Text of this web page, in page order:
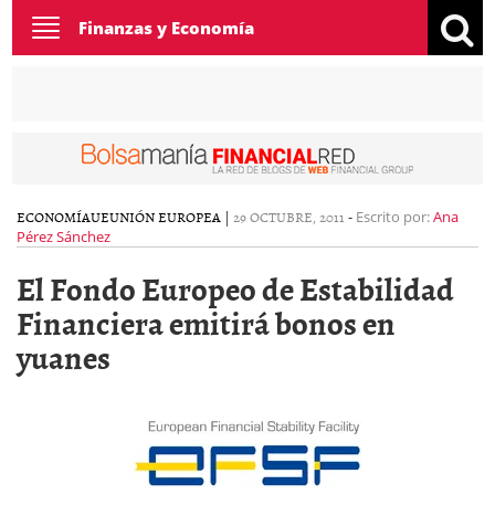
Toggle
navigation
Finanzas y Economía
ECONOMÍAUEUNIÓN EUROPEA | 29 OCTUBRE, 2011 - Escrito por:Ana
Pérez Sánchez
El Fondo Europeo de Estabilidad
Financiera emitirá bonos en
yuanes